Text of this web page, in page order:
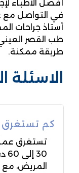
أفضل الأطباء
في التواصل مع
أستاذ جراحات
طب القصر
طريقة ممكنة.
الاسئلة
كم تستغرق
تستغرق
المريض، مع